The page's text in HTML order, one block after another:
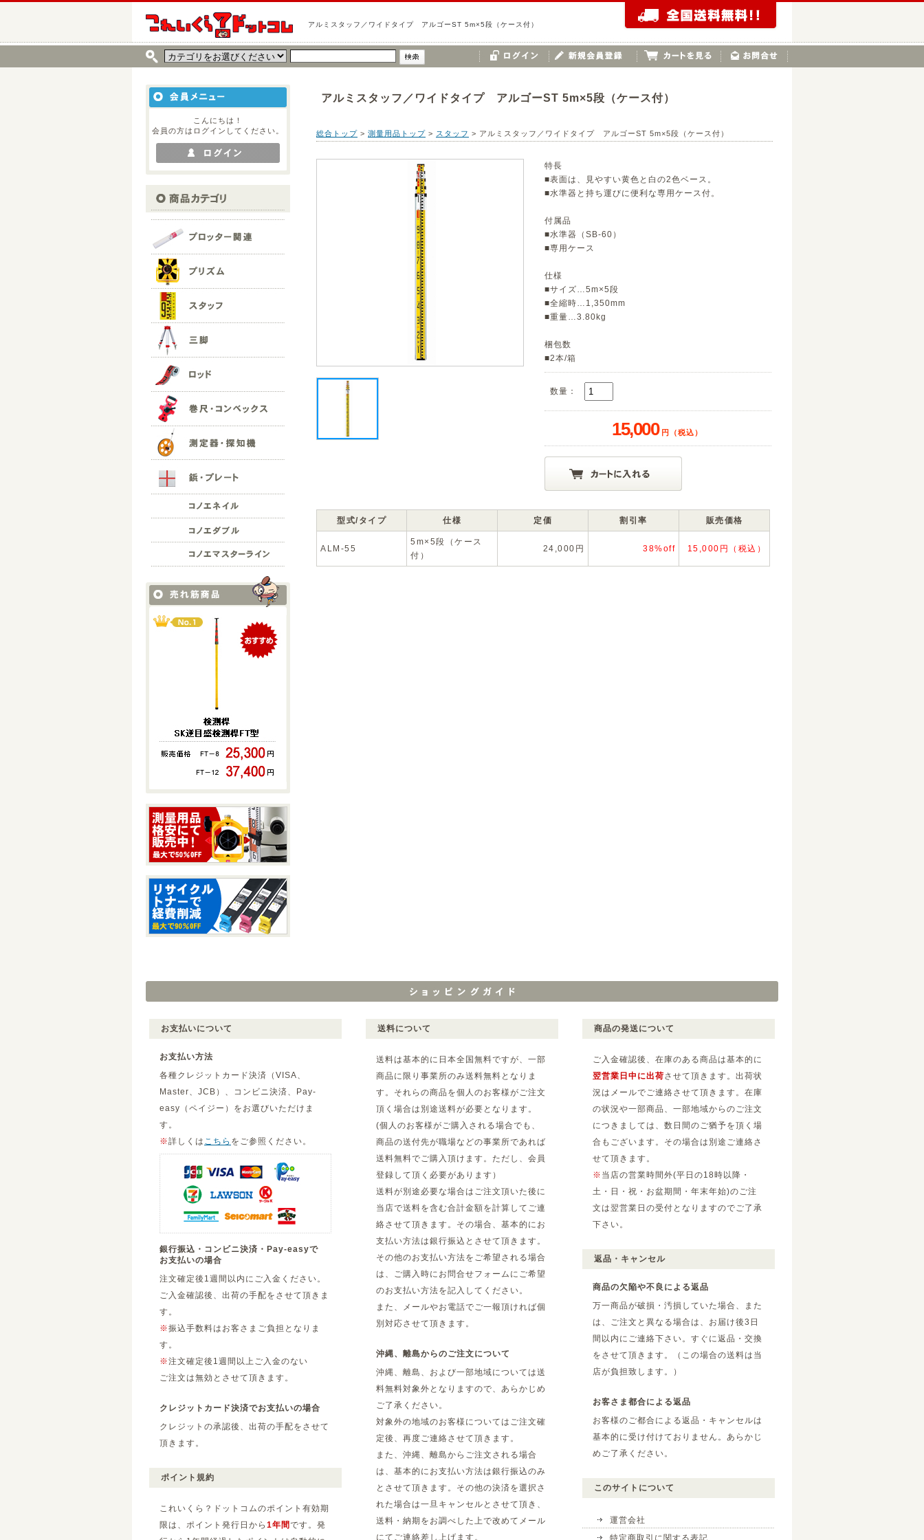
アルミスタッフ／ワイドタイプ アルゴーST 5m×5段（ケース付）
こんにちは！
会員の方はログインしてください。
アルミスタッフ／ワイドタイプ アルゴーST 5m×5段（ケース付）
総合トップ > 測量用品トップ > スタッフ > アルミスタッフ／ワイドタイプ アルゴーST 5m×5段（ケース付）
特長
■表面は、見やすい黄色と白の2色ベース。
■水準器と持ち運びに便利な専用ケース付。
付属品
■水準器（SB-60）
■専用ケース
仕様
■サイズ…5m×5段
■全縮時…1,350mm
■重量…3.80kg
梱包数
■2本/箱
数量：
15,000 円（税込）
38
型式/タイプ 仕様 定価 割引率 販売価格
ALM-55
5m×5段（ケース
付）
24,000円 38%off 15,000円（税込）
お支払いについて
お支払い方法
各種クレジットカード決済（VISA、
Master、JCB）、コンビニ決済、Pay-
easy（ペイジー）をお選びいただけま
す。
※詳しくは こちら をご参照ください。
銀行振込・コンビニ決済・Pay-easyで
お支払いの場合
注文確定後1週間以内にご入金ください。
ご入金確認後、出荷の手配をさせて頂きま
す。
※振込手数料はお客さまご負担となりま
す。
※注文確定後1週間以上ご入金のない
ご注文は無効とさせて頂きます。
クレジットカード決済でお支払いの場合
クレジットの承認後、出荷の手配をさせて
頂きます。
ポイント規約
これいくら？ドットコムのポイント有効期
限は、ポイント発行日から 1年間です。発
送料について
送料は基本的に日本全国無料ですが、一部
商品に限り事業所のみ送料無料となりま
す。それらの商品を個人のお客様がご注文
頂く場合は別途送料が必要となります。
(個人のお客様がご購入される場合でも、
商品の送付先が職場などの事業所であれば
送料無料でご購入頂けます。ただし、会員
登録して頂く必要があります）
送料が別途必要な場合はご注文頂いた後に
当店で送料を含む合計金額を計算してご連
絡させて頂きます。その場合、基本的にお
支払い方法は銀行振込とさせて頂きます。
その他のお支払い方法をご希望される場合
は、ご購入時にお問合せフォームにご希望
のお支払い方法を記入してください。
また、メールやお電話でご一報頂ければ個
別対応させて頂きます。
沖縄、離島からのご注文について
沖縄、離島、および一部地域については送
料無料対象外となりますので、あらかじめ
ご了承ください。
対象外の地域のお客様についてはご注文確
定後、再度ご連絡させて頂きます。
また、沖縄、離島からご注文される場合
は、基本的にお支払い方法は銀行振込のみ
とさせて頂きます。その他の決済を選択さ
れた場合は一旦キャンセルとさせて頂き、
送料・納期をお調べした上で改めてメール
にてご連絡差し上げます。
商品の発送について
ご入金確認後、在庫のある商品は基本的に
翌営業日中に出荷させて頂きます。出荷状
況はメールでご連絡させて頂きます。在庫
の状況や一部商品、一部地域からのご注文
につきましては、数日間のご猶予を頂く場
合もございます。その場合は別途ご連絡さ
せて頂きます。
※ 当店の営業時間外(平日の18時以降・
土・日・祝・お盆期間・年末年始)のご注
文は翌営業日の受付となりますのでご了承
下さい。
返品・キャンセル
商品の欠陥や不良による返品
万一商品が破損・汚損していた場合、また
は、ご注文と異なる場合は、お届け後3日
間以内にご連絡下さい。すぐに返品・交換
をさせて頂きます。（この場合の送料は当
店が負担致します。）
お客さま都合による返品
お客様のご都合による返品・キャンセルは
基本的に受け付けておりません。あらかじ
めご了承ください。
このサイトについて
運営会社
特定商取引に関する表記